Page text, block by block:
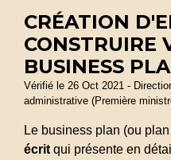
CRÉATION
CONSTRUIRE
BUSINESS
Vérifié le 26 Oct 2021 -
administrative (Première
Le business plan (ou
écrit qui présente en